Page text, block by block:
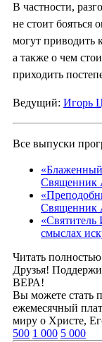
В частности,
не стоит бояться
могут приводить
а также о чем
приходить
Ведущий: Игорь
Все выпуски
Священник
Священник
смыслах
Читать полностью
Друзья!
ВЕРА!
Вы можете стать
ежемесячный
миру о Христе,
500 1 000 5 000